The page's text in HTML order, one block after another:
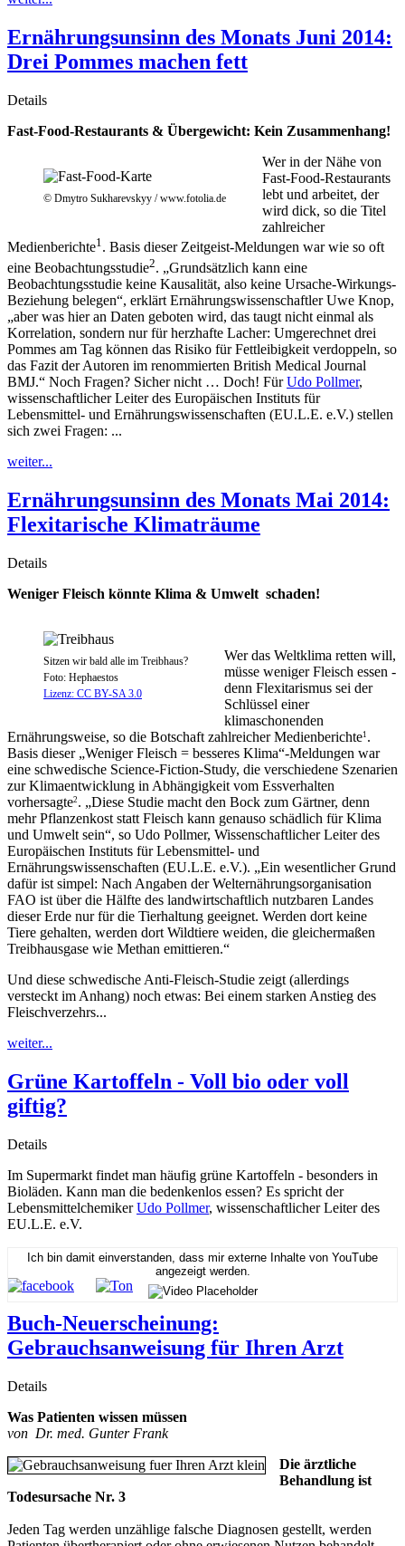
Ernährungsunsinn des Monats Juni 2014:
Drei Pommes machen fett
Details
Fast-Food-Restaurants & Übergewicht: Kein Zusammenhang!
© Dmytro Sukharevskyy / www.fotolia.de
Wer in der Nähe von
Fast-Food-Restaurants
lebt und arbeitet, der
wird dick, so die Titel
zahlreicher
Medienberichte1. Basis dieser Zeitgeist-Meldungen war wie so oft
eine Beobachtungsstudie2. „Grundsätzlich kann eine
Beobachtungsstudie keine Kausalität, also keine Ursache-Wirkungs-
Beziehung belegen“, erklärt Ernährungswissenschaftler Uwe Knop,
„aber was hier an Daten geboten wird, das taugt nicht einmal als
Korrelation, sondern nur für herzhafte Lacher: Umgerechnet drei
Pommes am Tag können das Risiko für Fettleibigkeit verdoppeln, so
das Fazit der Autoren im renommierten British Medical Journal
BMJ.“ Noch Fragen? Sicher nicht … Doch! FürUdo Pollmer,
wissenschaftlicher Leiter des Europäischen Instituts für
Lebensmittel- und Ernährungswissenschaften (EU.L.E. e.V.) stellen
sich zwei Fragen: ...
weiter...
Ernährungsunsinn des Monats Mai 2014:
Flexitarische Klimaträume
Details
Weniger Fleisch könnte Klima & Umwelt schaden!
Sitzen wir bald alle im Treibhaus?
Foto: Hephaestos
Lizenz: CC BY-SA 3.0
Wer das Weltklima retten will,
müsse weniger Fleisch essen -
denn Flexitarismus sei der
Schlüssel einer
klimaschonenden
Ernährungsweise, so die Botschaft zahlreicher Medienberichte1 .
Basis dieser „Weniger Fleisch = besseres Klima“-Meldungen war
eine schwedische Science-Fiction-Study, die verschiedene Szenarien
zur Klimaentwicklung in Abhängigkeit vom Essverhalten
vorhersagte2 . „Diese Studie macht den Bock zum Gärtner, denn
mehr Pflanzenkost statt Fleisch kann genauso schädlich für Klima
und Umwelt sein“, so Udo Pollmer, Wissenschaftlicher Leiter des
Europäischen Instituts für Lebensmittel- und
Ernährungswissenschaften (EU.L.E. e.V.). „Ein wesentlicher Grund
dafür ist simpel: Nach Angaben der Welternährungsorganisation
FAO ist über die Hälfte des landwirtschaftlich nutzbaren Landes
dieser Erde nur für die Tierhaltung geeignet. Werden dort keine
Tiere gehalten, werden dort Wildtiere weiden, die gleichermaßen
Treibhausgase wie Methan emittieren.“
Und diese schwedische Anti-Fleisch-Studie zeigt (allerdings
versteckt im Anhang) noch etwas: Bei einem starken Anstieg des
Fleischverzehrs...
weiter...
Grüne Kartoffeln - Voll bio oder voll
giftig?
Details
Im Supermarkt findet man häufig grüne Kartoffeln - besonders in
Bioläden. Kann man die bedenkenlos essen? Es spricht der
LebensmittelchemikerUdo Pollmer, wissenschaftlicher Leiter des
EU.L.E. e.V.
Ich bin damit einverstanden, dass mir externe Inhalte von YouTube
angezeigt werden.
Buch-Neuerscheinung:
Gebrauchsanweisung für Ihren Arzt
Details
Was Patienten wissen müssen
von Dr. med. Gunter Frank
Die ärztliche
Behandlung ist
Todesursache Nr. 3
Jeden Tag werden unzählige falsche Diagnosen gestellt, werden